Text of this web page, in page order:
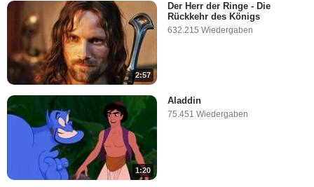
2:57
Der Herr der Ringe - Die
Rückkehr des Königs
632.215 Wiedergaben
1:20
Aladdin
75.451 Wiedergaben